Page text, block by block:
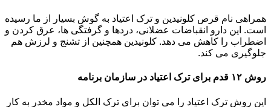
همراهی نام قرص کلونیدین و ترک اعتیاد به گوش بسیار از ما رسیده
است. این دارو انقباضات عضلانی، دردها و گرفتگی ها، عرق کردن و
اضطراب را کاهش می دهد. کلونیدین همچنین از تشنج و لرزش هم
جلوگیری می کند.
روش ۱۲ قدم برای ترک اعتیاد در سازمان برنامه
این روش ترک اعتیاد را می توان برای ترک الکل و مواد مخدر به کار